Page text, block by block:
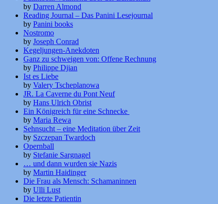
by Darren Almond
Reading Journal – Das Panini Lesejournal
by Panini books
Nostromo
by Joseph Conrad
Kegeljungen-Anekdoten
Ganz zu schweigen von: Offene Rechnung
by Philippe Djian
Ist es Liebe
by Valery Tscheplanowa
JR. La Caverne du Pont Neuf
by Hans Ulrich Obrist
Ein Königreich für eine Schnecke
by Maria Rewa
Sehnsucht – eine Meditation über Zeit
by Szczepan Twardoch
Opernball
by Stefanie Sargnagel
… und dann wurden sie Nazis
by Martin Haidinger
Die Frau als Mensch: Schamaninnen
by Ulli Lust
Die letzte Patientin